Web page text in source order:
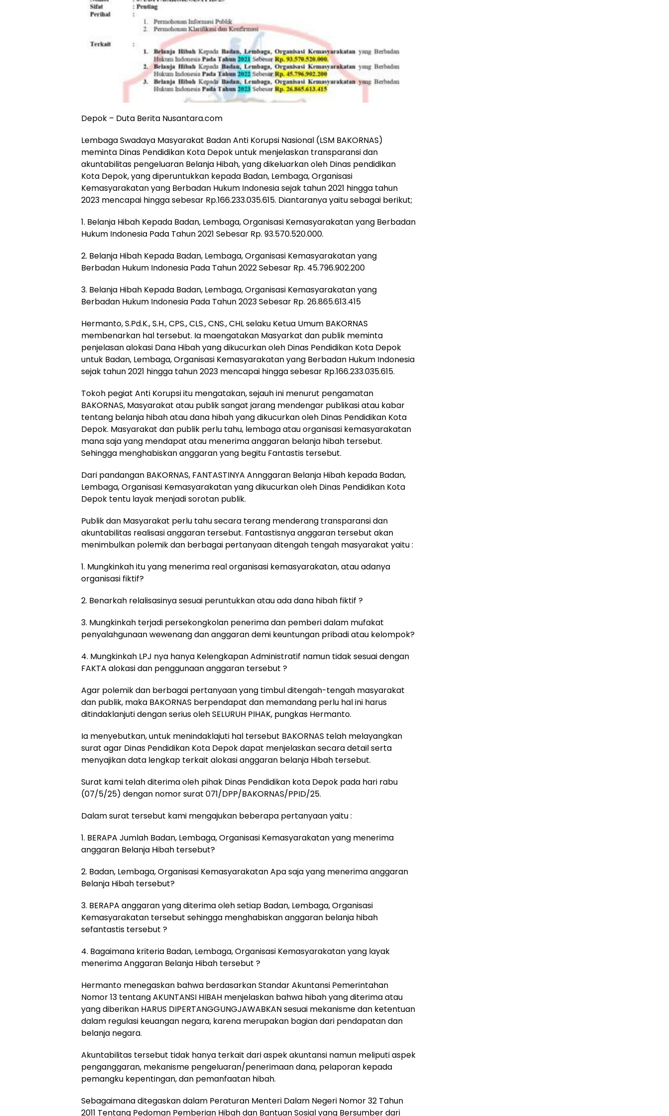
Depok – Duta Berita Nusantara.com
Lembaga Swadaya Masyarakat Badan Anti Korupsi Nasional (LSM BAKORNAS)
meminta Dinas Pendidikan Kota Depok untuk menjelaskan transparansi dan
akuntabilitas pengeluaran Belanja Hibah, yang dikeluarkan oleh Dinas pendidikan
Kota Depok, yang diperuntukkan kepada Badan, Lembaga, Organisasi
Kemasyarakatan yang Berbadan Hukum Indonesia sejak tahun 2021 hingga tahun
2023 mencapai hingga sebesar Rp.166.233.035.615. Diantaranya yaitu sebagai berikut;
1. Belanja Hibah Kepada Badan, Lembaga, Organisasi Kemasyarakatan yang Berbadan
Hukum Indonesia Pada Tahun 2021 Sebesar Rp. 93.570.520.000.
2. Belanja Hibah Kepada Badan, Lembaga, Organisasi Kemasyarakatan yang
Berbadan Hukum Indonesia Pada Tahun 2022 Sebesar Rp. 45.796.902.200
3. Belanja Hibah Kepada Badan, Lembaga, Organisasi Kemasyarakatan yang
Berbadan Hukum Indonesia Pada Tahun 2023 Sebesar Rp. 26.865.613.415
Hermanto, S.Pd.K., S.H., CPS., CLS., CNS., CHL selaku Ketua Umum BAKORNAS
membenarkan hal tersebut. Ia maengatakan Masyarkat dan publik meminta
penjelasan alokasi Dana Hibah yang dikucurkan oleh Dinas Pendidikan Kota Depok
untuk Badan, Lembaga, Organisasi Kemasyarakatan yang Berbadan Hukum Indonesia
sejak tahun 2021 hingga tahun 2023 mencapai hingga sebesar Rp.166.233.035.615.
Tokoh pegiat Anti Korupsi itu mengatakan, sejauh ini menurut pengamatan
BAKORNAS, Masyarakat atau publik sangat jarang mendengar publikasi atau kabar
tentang belanja hibah atau dana hibah yang dikucurkan oleh Dinas Pendidikan Kota
Depok. Masyarakat dan publik perlu tahu, lembaga atau organisasi kemasyarakatan
mana saja yang mendapat atau menerima anggaran belanja hibah tersebut.
Sehingga menghabiskan anggaran yang begitu Fantastis tersebut.
Dari pandangan BAKORNAS, FANTASTINYA Annggaran Belanja Hibah kepada Badan,
Lembaga, Organisasi Kemasyarakatan yang dikucurkan oleh Dinas Pendidikan Kota
Depok tentu layak menjadi sorotan publik.
Publik dan Masyarakat perlu tahu secara terang menderang transparansi dan
akuntabilitas realisasi anggaran tersebut. Fantastisnya anggaran tersebut akan
menimbulkan polemik dan berbagai pertanyaan ditengah tengah masyarakat yaitu :
1. Mungkinkah itu yang menerima real organisasi kemasyarakatan, atau adanya
organisasi fiktif?
2. Benarkah relalisasinya sesuai peruntukkan atau ada dana hibah fiktif ?
3. Mungkinkah terjadi persekongkolan penerima dan pemberi dalam mufakat
penyalahgunaan wewenang dan anggaran demi keuntungan pribadi atau kelompok?
4. Mungkinkah LPJ nya hanya Kelengkapan Administratif namun tidak sesuai dengan
FAKTA alokasi dan penggunaan anggaran tersebut ?
Agar polemik dan berbagai pertanyaan yang timbul ditengah-tengah masyarakat
dan publik, maka BAKORNAS berpendapat dan memandang perlu hal ini harus
ditindaklanjuti dengan serius oleh SELURUH PIHAK, pungkas Hermanto.
Ia menyebutkan, untuk menindaklajuti hal tersebut BAKORNAS telah melayangkan
surat agar Dinas Pendidikan Kota Depok dapat menjelaskan secara detail serta
menyajikan data lengkap terkait alokasi anggaran belanja Hibah tersebut.
Surat kami telah diterima oleh pihak Dinas Pendidikan kota Depok pada hari rabu
(07/5/25) dengan nomor surat 071/DPP/BAKORNAS/PPID/25.
Dalam surat tersebut kami mengajukan beberapa pertanyaan yaitu :
1. BERAPA Jumlah Badan, Lembaga, Organisasi Kemasyarakatan yang menerima
anggaran Belanja Hibah tersebut?
2. Badan, Lembaga, Organisasi Kemasyarakatan Apa saja yang menerima anggaran
Belanja Hibah tersebut?
3. BERAPA anggaran yang diterima oleh setiap Badan, Lembaga, Organisasi
Kemasyarakatan tersebut sehingga menghabiskan anggaran belanja hibah
sefantastis tersebut ?
4. Bagaimana kriteria Badan, Lembaga, Organisasi Kemasyarakatan yang layak
menerima Anggaran Belanja Hibah tersebut ?
Hermanto menegaskan bahwa berdasarkan Standar Akuntansi Pemerintahan
Nomor 13 tentang AKUNTANSI HIBAH menjelaskan bahwa hibah yang diterima atau
yang diberikan HARUS DIPERTANGGUNGJAWABKAN sesuai mekanisme dan ketentuan
dalam regulasi keuangan negara, karena merupakan bagian dari pendapatan dan
belanja negara.
Akuntabilitas tersebut tidak hanya terkait dari aspek akuntansi namun meliputi aspek
penganggaran, mekanisme pengeluaran/penerimaan dana, pelaporan kepada
pemangku kepentingan, dan pemanfaatan hibah.
Sebagaimana ditegaskan dalam Peraturan Menteri Dalam Negeri Nomor 32 Tahun
2011 Tentang Pedoman Pemberian Hibah dan Bantuan Sosial yang Bersumber dari